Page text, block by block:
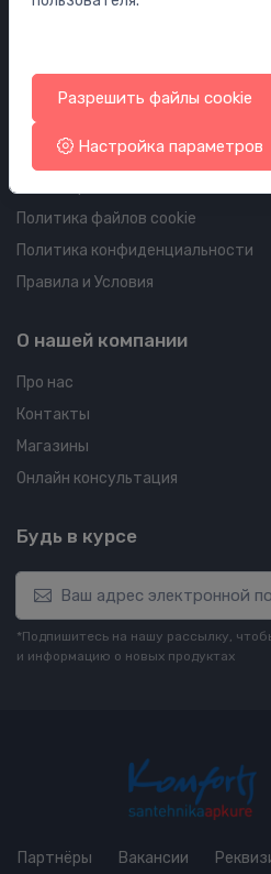
Информация об аккаунте
Ваш аккаунт
Ваши заказы
Политика файлов cookie
Политика конфиденциальности
Правила и Условия
О нашей компании
Про нас
Контакты
Магазины
Онлайн консультация
Будь в курсе
*Подпишитесь на нашу рассылку,
и информацию о новых продуктах
Партнёры Вакансии
Разрешить файлы cookie
Настройка параметров